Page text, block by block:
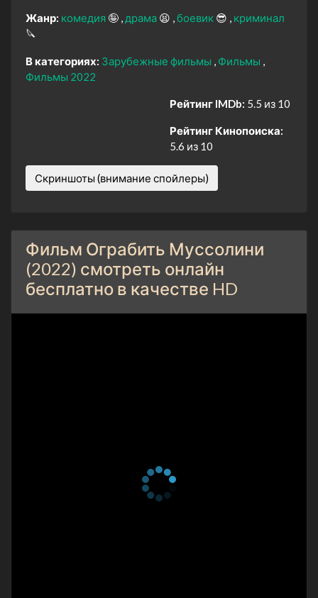
Жанр: комедия 🤪 драма 😫 боевик 😎
криминал
🔪
В категориях: Зарубежные фильмы
Фильмы
Фильмы 2022
Рейтинг IMDb: 5.5 из 10
Рейтинг Кинопоиска:
5.6 из 10
Скриншоты (внимание спойлеры)
Фильм Ограбить Муссолини
(2022) смотреть онлайн
бесплатно в качестве HD